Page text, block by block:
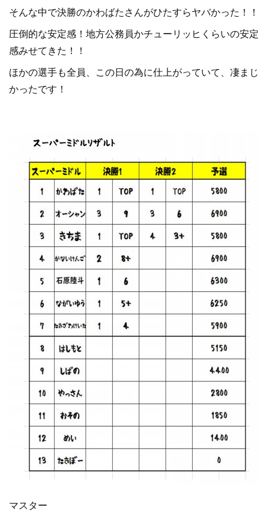
そんな中で決勝のかわばたさんがひたすらヤバかった！！
圧倒的な安定感！地方公務員かチューリッヒくらいの安定
感みせてきた！！
ほかの選手も全員、この日の為に仕上がっていて、凄まじ
かったです！
マスター